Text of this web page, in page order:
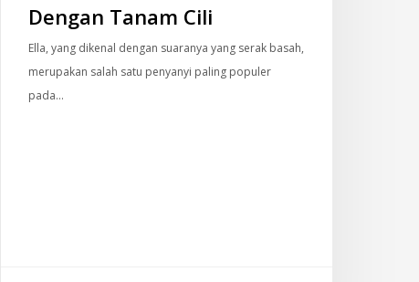
Dengan Tanam Cili
Ella, yang dikenal dengan suaranya yang serak basah,
merupakan salah satu penyanyi paling populer
pada…